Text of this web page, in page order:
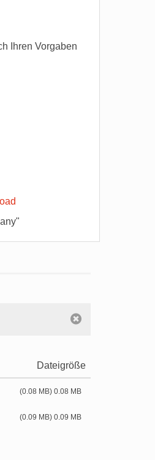
Ihren Vorgaben
Dateigröße
(0.08 MB) 0.08 MB
(0.09 MB) 0.09 MB